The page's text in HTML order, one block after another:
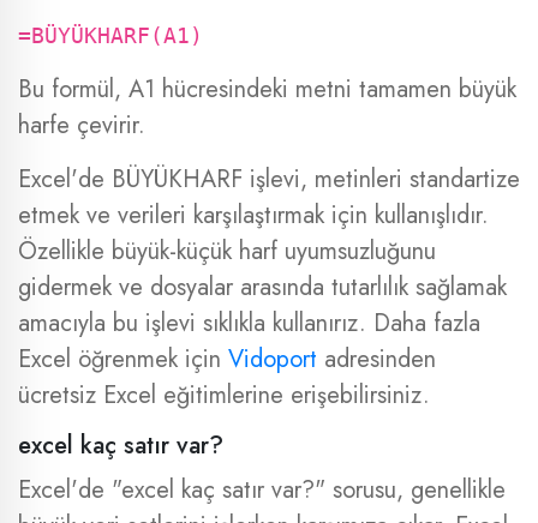
=BÜYÜKHARF(A1)
Bu formül, A1 hücresindeki metni tamamen büyük
harfe çevirir.
Excel'de BÜYÜKHARF işlevi, metinleri standartize
etmek ve verileri karşılaştırmak için kullanışlıdır.
Özellikle büyük-küçük harf uyumsuzluğunu
gidermek ve dosyalar arasında tutarlılık sağlamak
amacıyla bu işlevi sıklıkla kullanırız. Daha fazla
Excel öğrenmek için Vidoport adresinden
ücretsiz Excel eğitimlerine erişebilirsiniz.
excel kaç satır var?
Excel'de "excel kaç satır var?" sorusu, genellikle